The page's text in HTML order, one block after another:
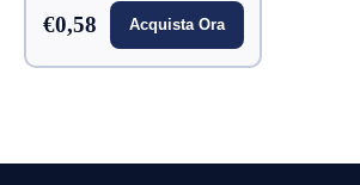
€0,58 Acquista Ora